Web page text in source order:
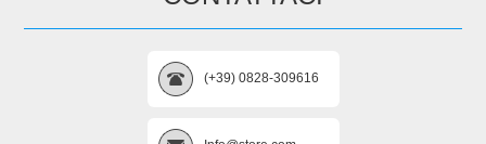
(+39) 0828-309616